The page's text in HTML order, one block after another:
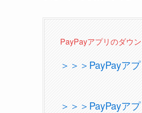
PayPayアプリのダウ
＞＞＞PayPayア
＞＞＞PayPayア